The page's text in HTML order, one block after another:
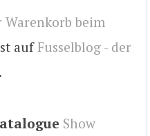
Warenkorb beim
auf Fusselblog - der
.
Show